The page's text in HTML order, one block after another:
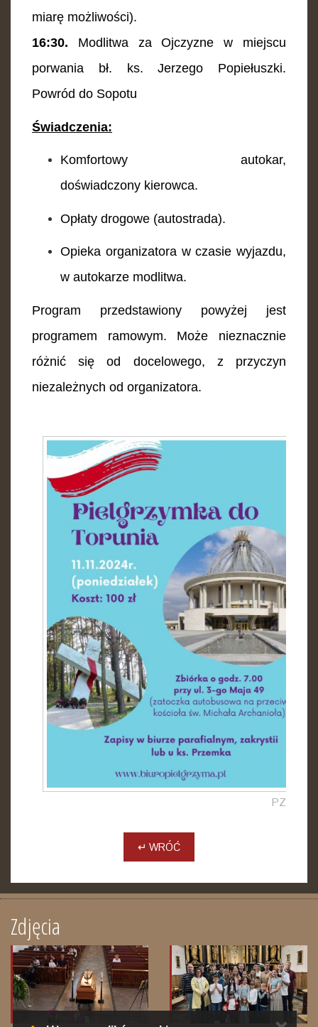
miarę możliwości).
16:30. Modlitwa za Ojczyzne w miejscu
porwania bł. ks. Jerzego Popiełuszki.
Powród do Sopotu
Świadczenia:
Komfortowy autokar,
doświadczony kierowca.
Opłaty drogowe (autostrada).
Opieka organizatora w czasie wyjazdu,
w autokarze modlitwa.
​Program przedstawiony powyżej jest
programem ramowym. Może nieznacznie
różnić się od docelowego, z przyczyn
niezależnych od organizatora.
PZ
↵ WRÓĆ
Zdjęcia